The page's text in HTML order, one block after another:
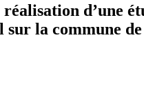
d’une
la commune de